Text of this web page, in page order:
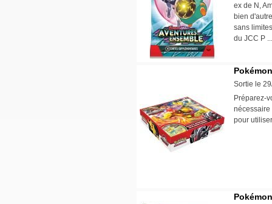
ex de N,
bien
sans
du JCC P
Sortie le
Préparez-
nécessaire
pour